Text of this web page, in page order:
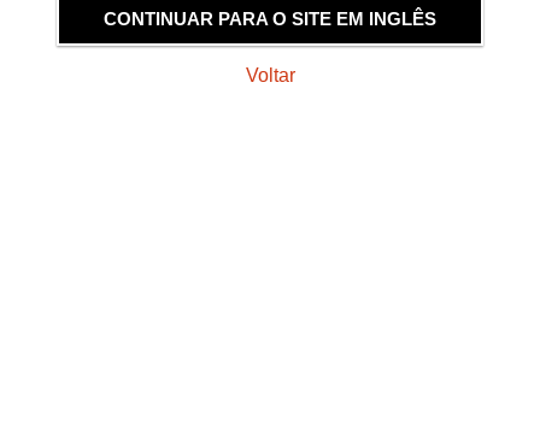
CONTINUAR PARA O SITE EM INGLÊS
Voltar